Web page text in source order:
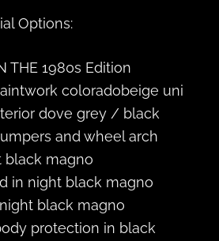
Options:
THE 1980s Edition
coloradobeige uni
dove grey / black
and wheel arch
black magno
in night black magno
black magno
protection in black